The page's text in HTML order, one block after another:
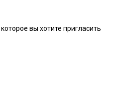
вы хотите пригласить